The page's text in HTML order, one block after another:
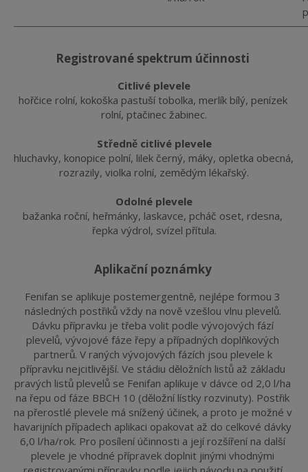
registrované spektrum účinnosti
Citlivé plevele
hořčice rolní, kokoška pastuší tobolka, merlík bílý, penízek
rolní, ptačinec žabinec.
Středně citlivé plevele
hluchavky, konopice polní, lilek černý, máky, opletka obecná,
rozrazily, violka rolní, zemědým lékařský.
Odolné plevele
bažanka roční, heřmánky, laskavce, pcháč oset, rdesna,
řepka výdrol, svízel přítula.
aplikační poznámky
Fenifan se aplikuje postemergentně, nejlépe formou 3
následných postřiků vždy na nově vzešlou vlnu plevelů.
Dávku přípravku je třeba volit podle vývojových fází
plevelů, vývojové fáze řepy a případných doplňkových
partnerů. V raných vývojových fázích jsou plevele k
přípravku nejcitlivější. Ve stádiu děložních listů až základu
pravých listů plevelů se Fenifan aplikuje v dávce od 2,0 l/ha
na řepu od fáze BBCH 10 (děložní lístky rozvinuty). Postřik
na přerostlé plevele má snížený účinek, a proto je možné v
havarijních případech aplikaci opakovat až do celkové dávky
6,0 l/ha/rok. Pro posílení účinnosti a její rozšíření na další
plevele je vhodné přípravek doplnit jinými vhodnými